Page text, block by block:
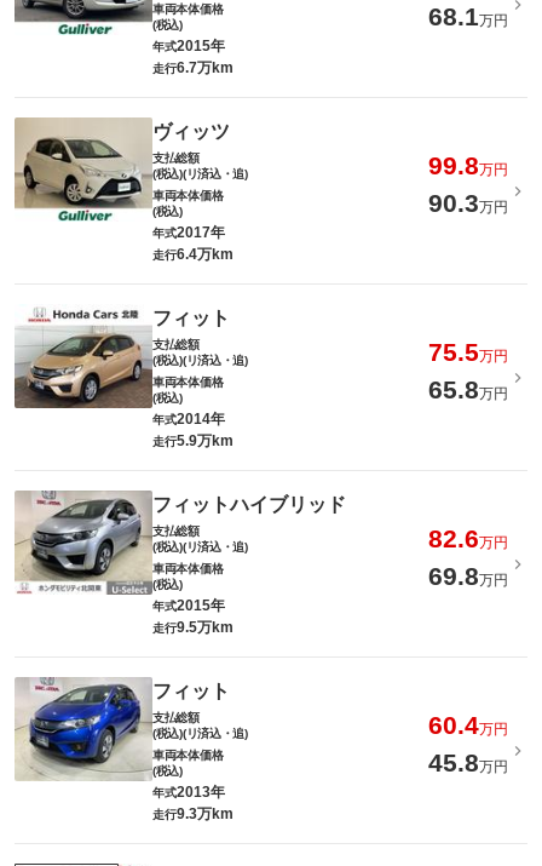
車両本体価格
(税込)
68.1万円
年式2015年
走行6.7万km
ヴィッツ
支払総額
(税込)(リ済込・追)
99.8万円
車両本体価格
(税込)
90.3万円
年式2017年
走行6.4万km
フィット
支払総額
(税込)(リ済込・追)
75.5万円
車両本体価格
(税込)
65.8万円
年式2014年
走行5.9万km
フィットハイブリッド
支払総額
(税込)(リ済込・追)
82.6万円
車両本体価格
(税込)
69.8万円
年式2015年
走行9.5万km
フィット
支払総額
(税込)(リ済込・追)
60.4万円
車両本体価格
(税込)
45.8万円
年式2013年
走行9.3万km